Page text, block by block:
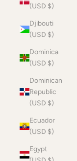
(USD $)
Djibouti
(USD $)
Dominica
(USD $)
Dominican
Republic
(USD $)
Ecuador
(USD $)
Egypt